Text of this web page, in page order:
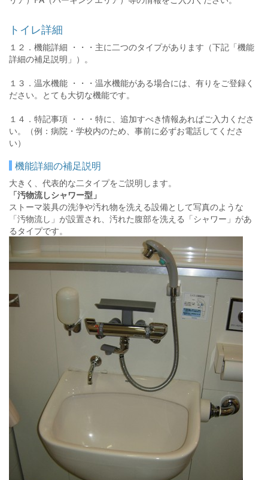
トイレ詳細
１２．機能詳細 ・・・主に二つのタイプがあります（下記「機能
詳細の補足説明」）。
１３．温水機能 ・・・温水機能がある場合には、有りをご登録く
ださい。とても大切な機能です。
１４．特記事項 ・・・特に、追加すべき情報あればご入力くださ
い。（例：病院・学校内のため、事前に必ずお電話してくださ
い）
機能詳細の補足説明
大きく、代表的な二タイプをご説明します。
「汚物流しシャワー型」
ストーマ装具の洗浄や汚れ物を洗える設備として写真のような
「汚物流し」が設置され、汚れた腹部を洗える「シャワー」があ
るタイプです。